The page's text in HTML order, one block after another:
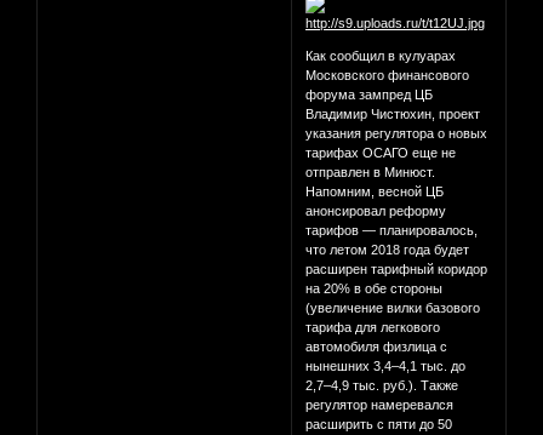
Как сообщил в кулуарах
Московского финансового
форума зампред ЦБ
Владимир Чистюхин, проект
указания регулятора о новых
тарифах ОСАГО еще не
отправлен в Минюст.
Напомним, весной ЦБ
анонсировал реформу
тарифов — планировалось,
что летом 2018 года будет
расширен тарифный коридор
на 20% в обе стороны
(увеличение вилки базового
тарифа для легкового
автомобиля физлица с
нынешних 3,4–4,1 тыс. до
2,7–4,9 тыс. руб.). Также
регулятор намеревался
расширить с пяти до 50